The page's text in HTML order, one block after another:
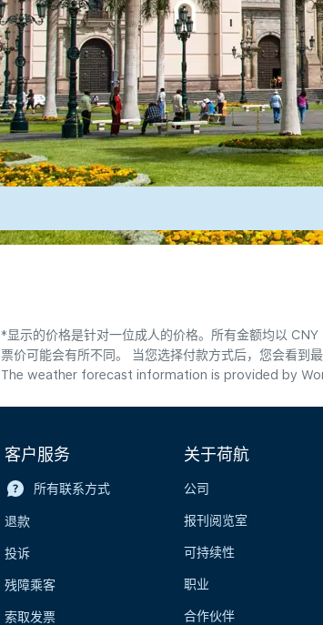
*显示的价格是针对一位成人的价格。所有金额均以
票价可能会有所不同。 当您选择付款方式后，您会看到最
The weather forecast information is provided by
客户服务
所有联系方式
退款
投诉
残障乘客
索取发票
关于荷航
公司
报刊阅览室
可持续性
职业
合作伙伴